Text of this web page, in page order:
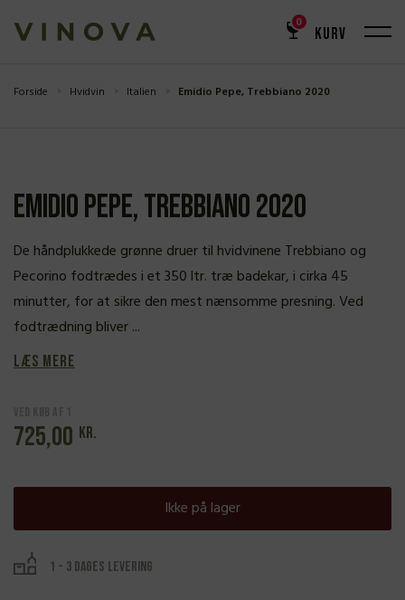
KURV
0
Forside Hvidvin Italien Emidio Pepe, Trebbiano 2020
Emidio Pepe, Trebbiano 2020
De håndplukkede grønne druer til hvidvinene Trebbiano og
Pecorino fodtrædes i et 350 ltr. træ badekar, i cirka 45
minutter, for at sikre den mest nænsomme presning. Ved
fodtrædning bliver ...
Læs mere
725,00 kr.
Ikke på lager
1 - 3 dages levering